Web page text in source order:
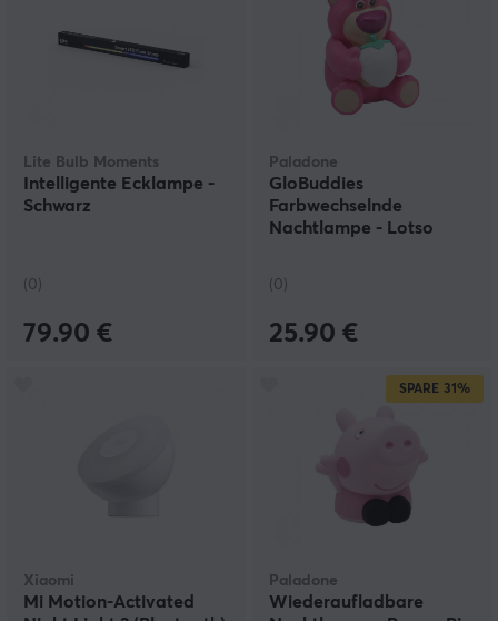
Lite Bulb Moments
Intelligente Ecklampe -
Schwarz
(0)
79.90 €
Paladone
GloBuddies
Farbwechselnde
Nachtlampe - Lotso
(0)
25.90 €
Xiaomi
Mi Motion-Activated
SPARE 31%
Paladone
Wiederaufladbare